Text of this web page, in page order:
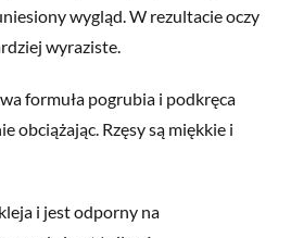
wygląd. W rezultacie oczy
wyraziste.
formuła pogrubia i podkręca
obciążając. Rzęsy są miękkie i
i jest odporny na